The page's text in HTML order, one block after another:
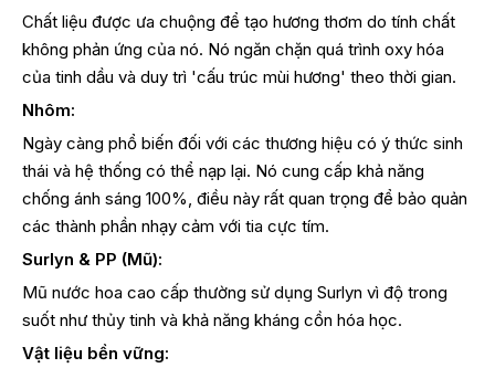
Chất liệu được ưa chuộng để tạo hương thơm do tính chất
không phản ứng của nó. Nó ngăn chặn quá trình oxy hóa
của tinh dầu và duy trì 'cấu trúc mùi hương' theo thời gian.
Nhôm:
Ngày càng phổ biến đối với các thương hiệu có ý thức sinh
thái và hệ thống có thể nạp lại. Nó cung cấp khả năng
chống ánh sáng 100%, điều này rất quan trọng để bảo quản
các thành phần nhạy cảm với tia cực tím.
Surlyn & PP (Mũ):
Mũ nước hoa cao cấp thường sử dụng Surlyn vì độ trong
suốt như thủy tinh và khả năng kháng cồn hóa học.
Vật liệu bền vững: